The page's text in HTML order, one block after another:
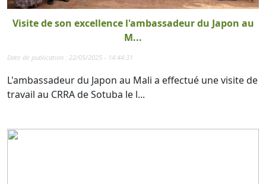
Visite de son excellence l'ambassadeur du Japon au
M...
Date de publication : 22/05/2025 - 14:44:31
L'ambassadeur du Japon au Mali a effectué une visite de
travail au CRRA de Sotuba le l...